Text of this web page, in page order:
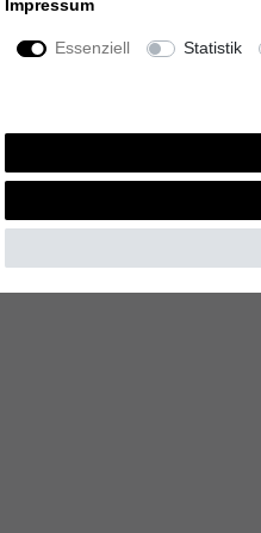
Impressum
Essenziell Statistik